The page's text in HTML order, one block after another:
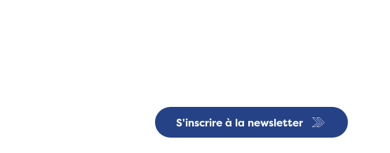
S'inscrire à la newsletter